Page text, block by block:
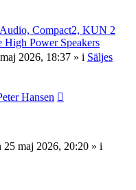
Compact2, KUN 2
High Power Speakers
2026, 18:37 » i Säljes
Hansen
25 maj 2026, 20:20 » i